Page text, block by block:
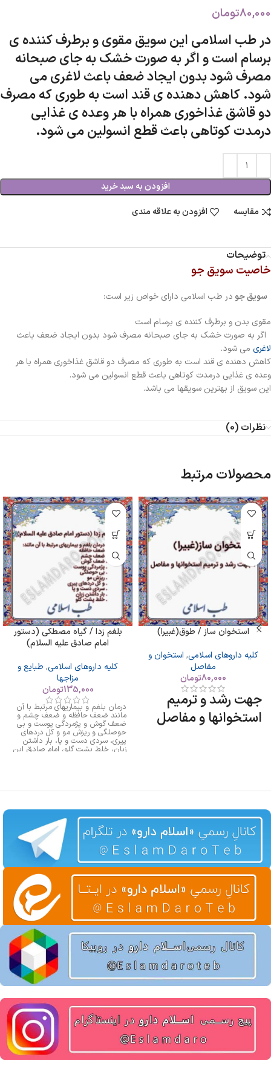
80,000تومان
در طب اسلامی این سویق مقوی و برطرف کننده ی
برسام است و اگر به صورت خشک به جای صبحانه
مصرف شود بدون ایجاد ضعف باعث لاغری می
شود. کاهش دهنده ی قند است به طوری که مصرف
دو قاشق غذاخوری همراه با هر وعده ی غذایی
درمدت کوتاهی باعث قطع انسولین می شود.
افزودن به سبد خرید
مقایسه
افزودن به علاقه مندی
توضیحات
خاصیت سویق جو
سویق جو در طب اسلامی دارای خواص زیر است:
مقوی بدن و برطرف کننده ی برسام است
اگر به صورت خشک به جای صبحانه مصرف شود بدون ایجاد ضعف باعث
لاغری می شود.
کاهش دهنده ی قند است به طوری که مصرف دو قاشق غذاخوری همراه با هر
وعده ی غذایی درمدت کوتاهی باعث قطع انسولین می شود.
این سویق از بهترین سویقها می باشد.
نظرات (0)
محصولات مرتبط
استخوان ساز / طوق(غبیرا)
کلیه داروهای اسلامی, استخوان و
مفاصل
80,000تومان
جهت رشد و ترمیم
استخوانها و مفاصل
بلغم زدا / گیاه مصطکی (دستور
امام صادق علیه السلام)
کلیه داروهای اسلامی, طبایع و
مزاجها
135,000تومان
درمان بلغم و بیماریهای مرتبط با آن
مانند ضعف حافظه و ضعف چشم و
ضعف گوش و پژمردگی پوست و بی
حوصلگی و ریزش مو و کل دردهای
پیری، سردی دست و پا، بار داشتن
زبان، خلط پشت گلو، امام صادق این